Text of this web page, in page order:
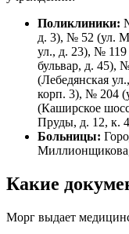
Поликлиники:
д. 3), № 52 (ул.
ул., д. 23), № 119
бульвар, д. 45),
(Лебедянская
корп. 3), № 204
(Каширское
Пруды, д. 12, к.
Больницы:
Какие
Морг выдает